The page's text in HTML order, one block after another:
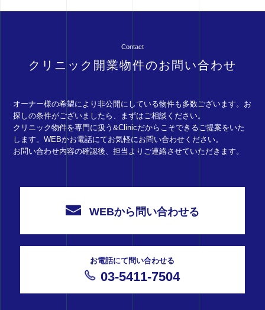
Contact
クリニック開業物件のお問い合わせ
オーナー様の希望により非公開にしている物件も多数ございます。お
探しの条件がございましたら、まずはご相談ください。
クリニック物件を専門に扱う&Clinicだからこそできるご提案をいた
します。WEBかお電話にてお気軽にお問い合わせください。
お問い合わせ内容の確認後、担当よりご連絡させていただきます。
WEBから問い合わせる
お電話にて問い合わせる
03-5411-7504